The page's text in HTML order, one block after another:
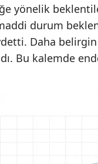
yönelik
durum
Daha
Bu kalemde